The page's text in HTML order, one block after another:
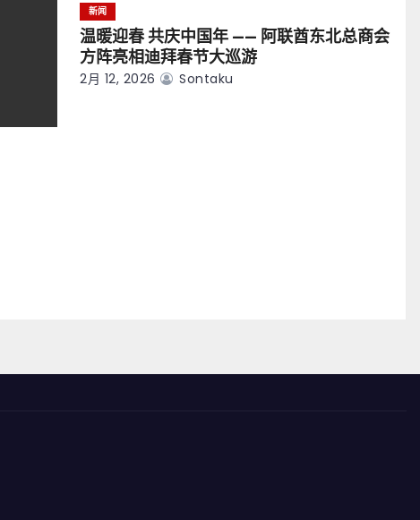
新闻
温暖迎春 共庆中国年 —— 阿联酋东北总商会
方阵亮相迪拜春节大巡游
2月 12, 2026 Sontaku